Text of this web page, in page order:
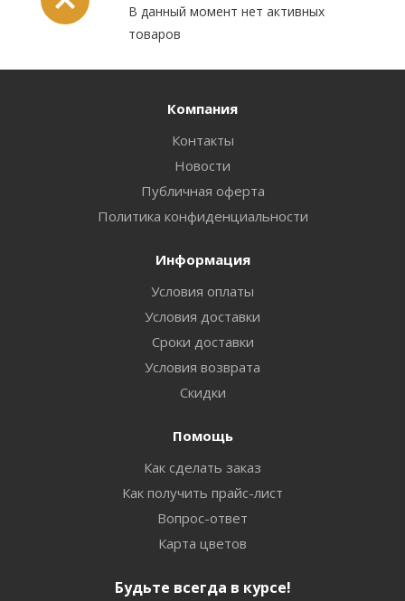
В данный момент нет активных
товаров
Компания
Контакты
Новости
Публичная оферта
Политика конфиденциальности
Информация
Условия оплаты
Условия доставки
Сроки доставки
Условия возврата
Скидки
Помощь
Как сделать заказ
Как получить прайс-лист
Вопрос-ответ
Карта цветов
Будьте всегда в курсе!